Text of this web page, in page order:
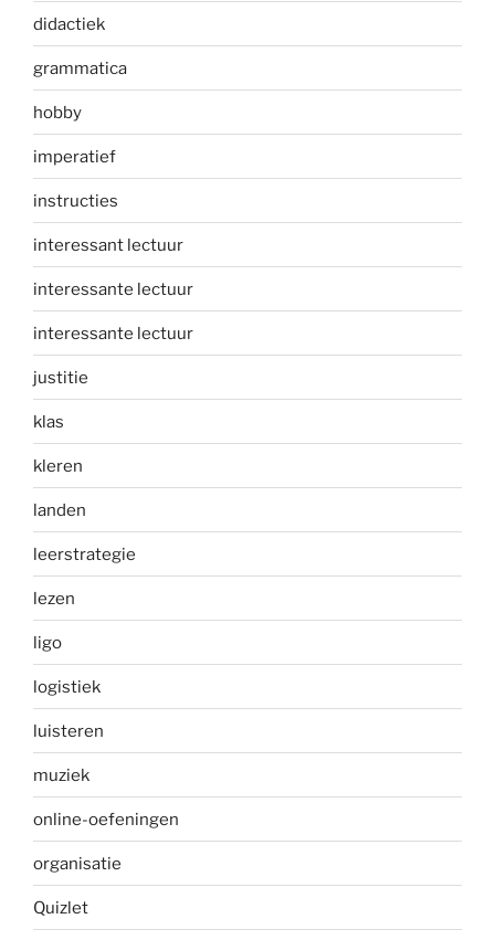
didactiek
grammatica
hobby
imperatief
instructies
interessant lectuur
interessante lectuur
interessante lectuur
justitie
klas
kleren
landen
leerstrategie
lezen
ligo
logistiek
luisteren
muziek
online-oefeningen
organisatie
Quizlet